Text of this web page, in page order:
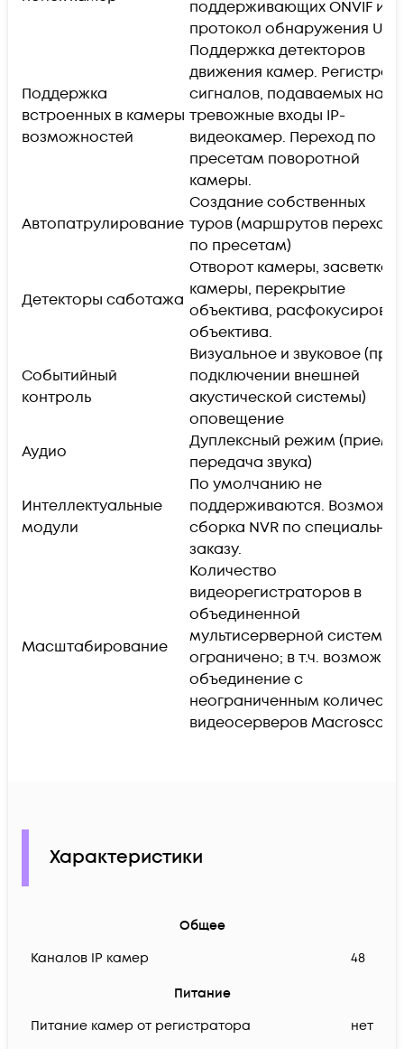
поддерживающих ONVIF или
протокол обнаружения
Поддержка
встроенных в камеры
возможностей
Поддержка детекторов
движения камер.
сигналов, подаваемых на
тревожные входы IP-
видеокамер. Переход по
пресетам поворотной
камеры.
Автопатрулирование
Создание собственных
туров (маршрутов перехода
по пресетам)
Детекторы саботажа
Отворот камеры, засветка
камеры, перекрытие
объектива, расфокусировка
объектива.
Событийный
контроль
Визуальное и звуковое (при
подключении внешней
акустической системы)
оповещение
Аудио
Дуплексный режим (прием и
передача звука)
Интеллектуальные
модули
По умолчанию не
поддерживаются.
сборка NVR по
заказу.
Масштабирование
Количество
видеорегистраторов в
объединенной
мультисерверной системе
ограничено; в т.ч. возможно
объединение с
неограниченным
видеосерверов Macroscop
Характеристики
Общее
Каналов IP камер
48
Питание
Питание камер от регистратора
нет